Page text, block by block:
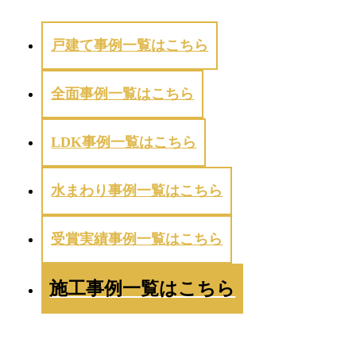
戸建て事例一覧はこちら
全面事例一覧はこちら
LDK事例一覧はこちら
水まわり事例一覧はこちら
受賞実績事例一覧はこちら
施工事例一覧はこちら